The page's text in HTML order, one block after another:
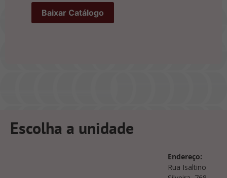
Escolha a unidade
Endereço:
Rua Isaltino